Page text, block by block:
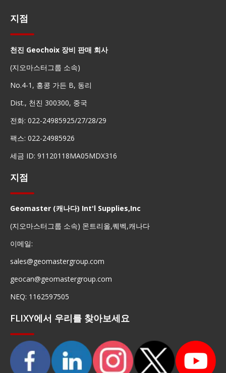
지점
천진 Geochoix 장비 판매 회사
(지오마스터그룹 소속)
No.4-1, 홍콩 가든 B, 동리
Dist., 천진 300300, 중국
전화: 022-24985925/27/28/29
팩스: 022-24985926
세금 ID: 91120118MA05MDX316
지점
Geomaster (캐나다) Int'l Supplies,Inc
(지오마스터그룹 소속) 몬트리올,퀘벡,캐나다
이메일:
sales@geomastergroup.com
geocan@geomastergroup.com
NEQ: 1162597505
FLIXY에서 우리를 찾아보세요